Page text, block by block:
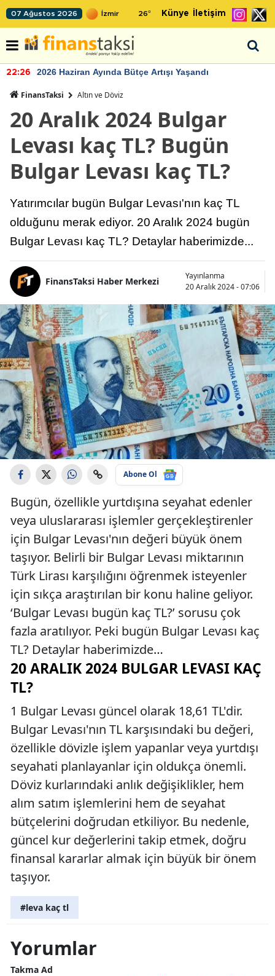
07 Ağustos 2026 26° Künye İletişim
22:26 2026 Haziran Ayında Bütçe Artışı Yaşandı
FinansTaksi Altın ve Döviz
20 Aralık 2024 Bulgar
Levası kaç TL? Bugün
Bulgar Levası kaç TL?
Yatırımcılar bugün Bulgar Levası'nın kaç TL
olduğunu merak ediyor. 20 Aralık 2024 bugün
Bulgar Levası kaç TL? Detaylar haberimizde...
FinansTaksi Haber Merkezi
Yayınlanma
20 Aralık 2024 - 07:06
Abone Ol
Bugün, özellikle yurtdışına seyahat edenler
veya uluslararası işlemler gerçekleştirenler
için Bulgar Levası'nın değeri büyük önem
taşıyor. Belirli bir Bulgar Levası miktarının
Türk Lirası karşılığını öğrenmek isteyenler
için sıkça araştırılan bir konu haline geliyor.
‘Bulgar Levası bugün kaç TL?’ sorusu çok
fazla aratılıyor. Peki bugün Bulgar Levası kaç
TL? Detaylar haberimizde…
20 ARALIK 2024 BULGAR LEVASI KAÇ
TL?
1 Bulgar Levası güncel olarak 18,61 TL'dir.
Bulgar Levası'nın TL karşısındaki bu değeri,
özellikle dövizle işlem yapanlar veya yurtdışı
seyahati planlayanlar için oldukça önemli.
Döviz kurlarındaki anlık değişiklikler, hem
alım satım işlemlerini hem de seyahat
bütçelerini doğrudan etkiliyor. Bu nedenle,
güncel kur değerlerini takip etmek, doğru
finansal kararlar almak için büyük bir önem
taşıyor.
#leva kaç tl
Yorumlar
Takma Ad